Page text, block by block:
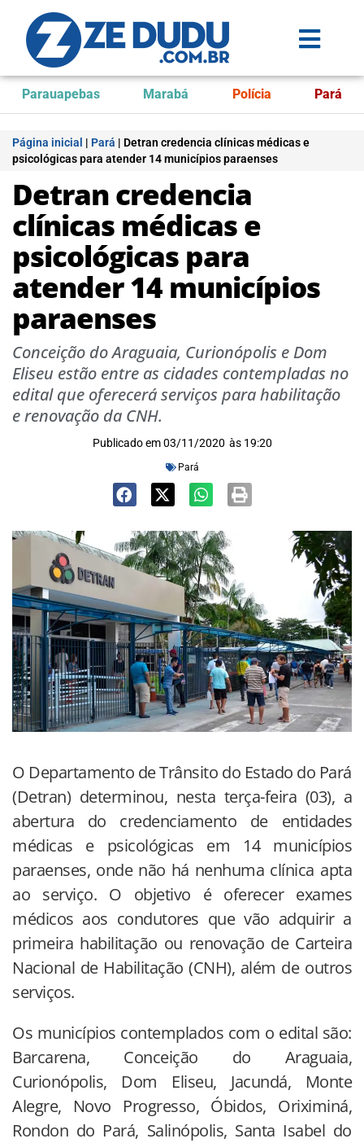
Parauapebas Marabá Polícia Pará
Página inicial | Pará | Detran credencia clínicas médicas e
psicológicas para atender 14 municípios paraenses
Detran credencia
clínicas médicas e
psicológicas para
atender 14 municípios
paraenses
Conceição do Araguaia, Curionópolis e Dom
Eliseu estão entre as cidades contempladas no
edital que oferecerá serviços para habilitação
e renovação da CNH.
Publicado em 03/11/2020 às 19:20
Pará
O Departamento de Trânsito do Estado do Pará
(Detran) determinou, nesta terça-feira (03), a
abertura do credenciamento de entidades
médicas e psicológicas em 14 municípios
paraenses, onde não há nenhuma clínica apta
ao serviço. O objetivo é oferecer exames
médicos aos condutores que vão adquirir a
primeira habilitação ou renovação de Carteira
Nacional de Habilitação (CNH), além de outros
serviços.
Os municípios contemplados com o edital são:
Barcarena, Conceição do Araguaia,
Curionópolis, Dom Eliseu, Jacundá, Monte
Alegre, Novo Progresso, Óbidos, Oriximiná,
Rondon do Pará, Salinópolis, Santa Isabel do